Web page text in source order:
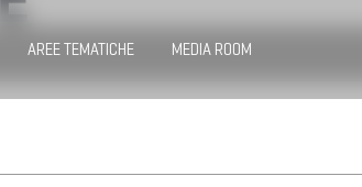
AREE TEMATICHE MEDIA ROOM